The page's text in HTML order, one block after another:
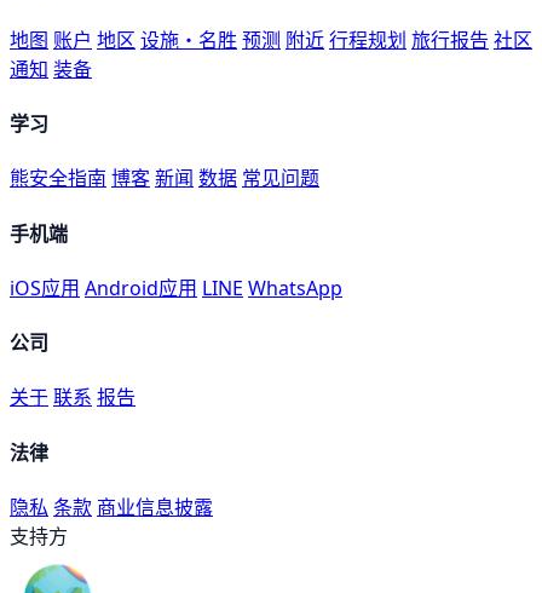
地图 账户 地区 设施・名胜 预测 附近行程规划 旅行报告 社区
通知 装备
学习
熊安全指南 博客新闻 数据 常见问题
手机端
iOS应用 Android应用 LINE WhatsApp
公司
关于联系 报告
法律
隐私 条款 商业信息披露
支持方